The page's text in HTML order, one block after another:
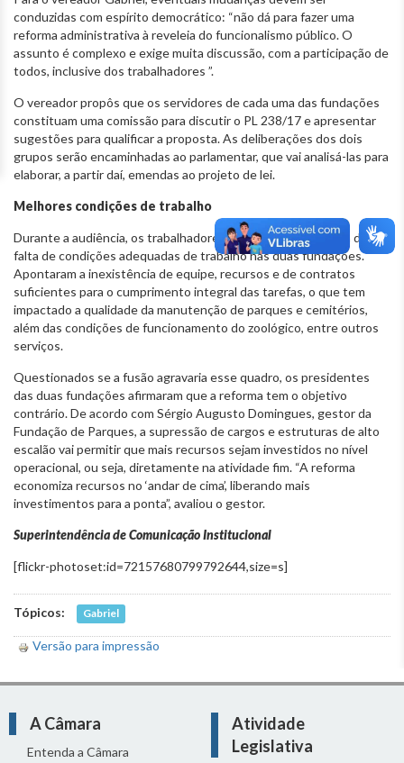
conduzidas com espírito democrático: “não dá para fazer uma
reforma administrativa à reveleia do funcionalismo público. O
assunto é complexo e exige muita discussão, com a participação de
todos, inclusive dos trabalhadores ”.
O vereador propôs que os servidores de cada uma das fundações
constituam uma comissão para discutir o PL 238/17 e apresentar
sugestões para qualificar a proposta. As deliberações dos dois
grupos serão encaminhadas ao parlamentar, que vai analisá-las para
elaborar, a partir daí, emendas ao projeto de lei.
Melhores condições de trabalho
Durante a audiência, os trabalhadores também se queixaram de
falta de condições adequadas de trabalho nas duas fundações.
Apontaram a inexistência de equipe, recursos e de contratos
suficientes para o cumprimento integral das tarefas, o que tem
impactado a qualidade da manutenção de parques e cemitérios,
além das condições de funcionamento do zoológico, entre outros
serviços.
Questionados se a fusão agravaria esse quadro, os presidentes
das duas fundações afirmaram que a reforma tem o objetivo
contrário. De acordo com Sérgio Augusto Domingues, gestor da
Fundação de Parques, a supressão de cargos e estruturas de alto
escalão vai permitir que mais recursos sejam investidos no nível
operacional, ou seja, diretamente na atividade fim. “A reforma
economiza recursos no ‘andar de cima’, liberando mais
investimentos para a ponta”, avaliou o gestor.
Superintendência de Comunicação Institucional
[flickr-photoset:id=72157680799792644,size=s]
Tópicos: Gabriel
Versão para impressão
A Câmara
Entenda a Câmara
Atividade
Legislativa